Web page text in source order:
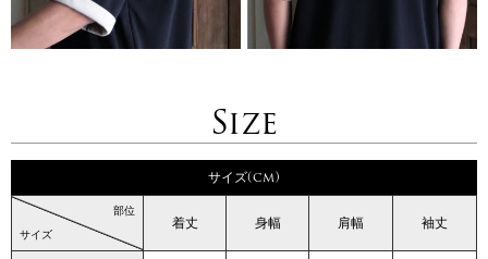
Size
サイズ(cm)
サイズ
部位
着丈 身幅 肩幅 袖丈